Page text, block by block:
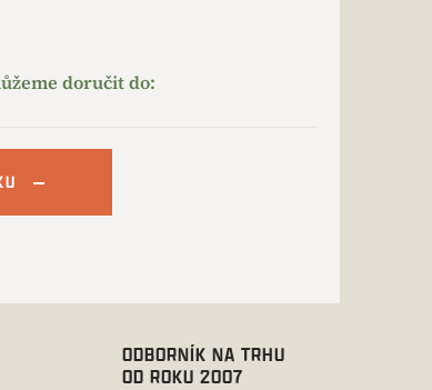
ODBORNÍK NA TRHU
OD ROKU 2007